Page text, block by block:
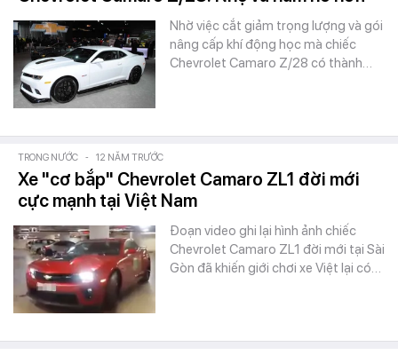
Nhờ việc cắt giảm trọng lượng và gói
nâng cấp khí động học mà chiếc
Chevrolet Camaro Z/28 có thành…
TRONG NƯỚC - 12 NĂM TRƯỚC
Xe "cơ bắp" Chevrolet Camaro ZL1 đời mới
cực mạnh tại Việt Nam
Đoạn video ghi lại hình ảnh chiếc
Chevrolet Camaro ZL1 đời mới tại Sài
Gòn đã khiến giới chơi xe Việt lại có…